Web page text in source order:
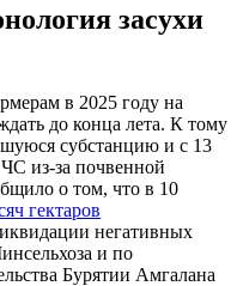
засухи
в 2025 году на
до конца лета. К тому
субстанцию и с 13
из-за почвенной
о том, что в 10
гектаров
негативных
и по
Бурятии Амгалана